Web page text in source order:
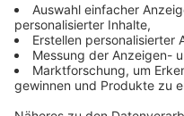
beidseitig gesperrt
aber wieder frei. Der
rund 60.000 Euro.